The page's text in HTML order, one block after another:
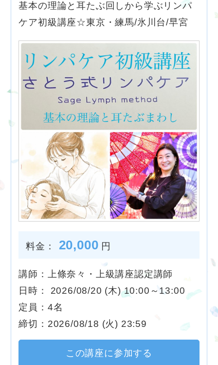
基本の理論と耳たぶ回しから学ぶリンパ
ケア初級講座☆東京・練馬/氷川台/早宮
料金： 20,000 円
講師：上條奈々・上級講座認定講師
日時： 2026/08/20 (木) 10:00～13:00
定員：4名
締切：2026/08/18 (火) 23:59
この講座に参加する